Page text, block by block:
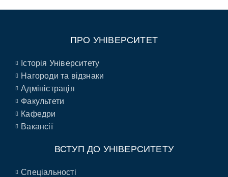
ПРО УНІВЕРСИТЕТ
Історія Університету
Нагороди та відзнаки
Адміністрація
Факультети
Кафедри
Вакансії
ВСТУП ДО УНІВЕРСИТЕТУ
Спеціальності